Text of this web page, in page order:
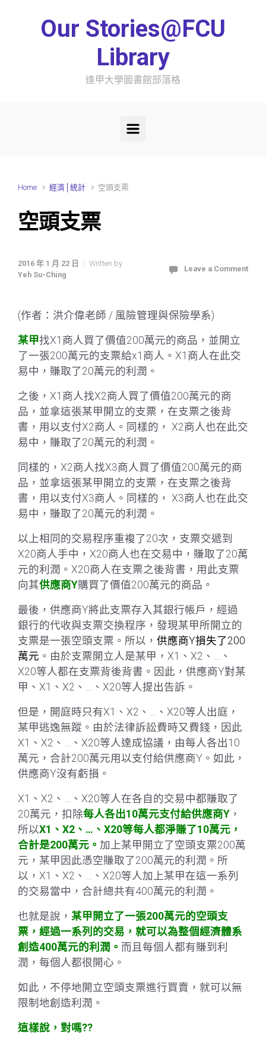
Our Stories@FCU
Library
逢甲大學圖書館部落格
Home 經濟│統計 空頭支票
空頭支票
2016 年 1 月 22 日
Written by
Yeh Su-Ching
Leave a Comment
(作者：洪介偉老師 / 風險管理與保險學系)
某甲找X1商人買了價值200萬元的商品，並開立
了一張200萬元的支票給x1商人。X1商人在此交
易中，賺取了20萬元的利潤。
之後，X1商人找X2商人買了價值200萬元的商
品，並拿這張某甲開立的支票，在支票之後背
書，用以支付X2商人。同樣的， X2商人也在此交
易中，賺取了20萬元的利潤。
同樣的，X2商人找X3商人買了價值200萬元的商
品，並拿這張某甲開立的支票，在支票之後背
書，用以支付X3商人。同樣的， X3商人也在此交
易中，賺取了20萬元的利潤。
以上相同的交易程序重複了20次，支票交遞到
X20商人手中，X20商人也在交易中，賺取了20萬
元的利潤。X20商人在支票之後背書，用此支票
向其供應商Y購買了價值200萬元的商品。
最後，供應商Y將此支票存入其銀行帳戶，經過
銀行的代收與支票交換程序，發現某甲所開立的
支票是一張空頭支票。所以， 供應商Y損失了200
萬元 。由於支票開立人是某甲，X1、X2、…、
X20等人都在支票背後背書。因此，供應商Y對某
甲、X1、X2、…、X20等人提出告訴。
但是，開庭時只有X1、X2、…、X20等人出庭，
某甲逃逸無蹤。由於法律訴訟費時又費錢，因此
X1、X2、…、X20等人達成協議，由每人各出10
萬元，合計200萬元用以支付給供應商Y。如此，
供應商Y沒有虧損。
X1、X2、…、X20等人在各自的交易中都賺取了
20萬元，扣除每人各出10萬元支付給供應商Y ，
所以X1、X2、…、X20等每人都淨賺了10萬元，
合計是200萬元。 加上某甲開立了空頭支票200萬
元，某甲因此憑空賺取了200萬元的利潤。所
以，X1、X2、…、X20等人加上某甲在這一系列
的交易當中，合計總共有400萬元的利潤。
也就是說， 某甲開立了一張200萬元的空頭支
票，經過一系列的交易，就可以為整個經濟體系
創造400萬元的利潤。 而且每個人都有賺到利
潤，每個人都很開心。
如此，不停地開立空頭支票進行買賣，就可以無
限制地創造利潤。
這樣說，對嗎??